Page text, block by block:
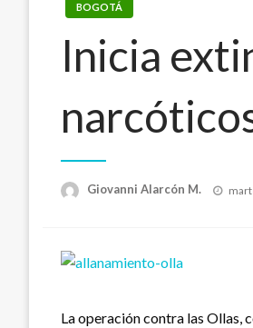
BOGOTÁ
Inicia
Giovanni Alarcón M.
La operación contra las Ollas,